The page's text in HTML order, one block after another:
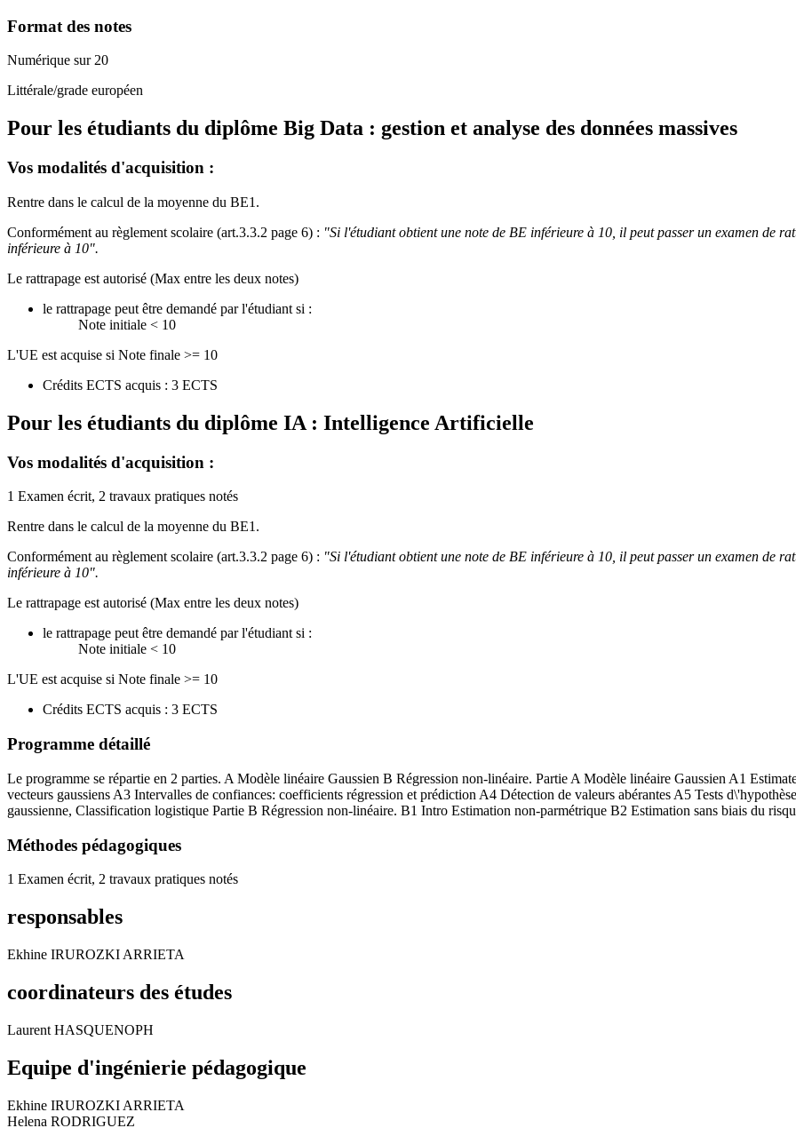
Format des notes
Numérique sur 20
Littérale/grade européen
Pour les étudiants du diplôme Big Data : gestion et analyse des données massives
Vos modalités d'acquisition :
Rentre dans le calcul de la moyenne du BE1.
Conformément au règlement scolaire (art.3.3.2 page 6) : "Si l'étudiant obtient une note de BE inférieure à 10, il peut passer un examen de
inférieure à 10".
Le rattrapage est autorisé (Max entre les deux notes)
le rattrapage peut être demandé par l'étudiant si :
Note initiale < 10
L'UE est acquise si Note finale >= 10
Crédits ECTS acquis : 3 ECTS
Pour les étudiants du diplôme IA : Intelligence Artificielle
Vos modalités d'acquisition :
1 Examen écrit, 2 travaux pratiques notés
Rentre dans le calcul de la moyenne du BE1.
Conformément au règlement scolaire (art.3.3.2 page 6) : "Si l'étudiant obtient une note de BE inférieure à 10, il peut passer un examen de
inférieure à 10".
Le rattrapage est autorisé (Max entre les deux notes)
le rattrapage peut être demandé par l'étudiant si :
Note initiale < 10
L'UE est acquise si Note finale >= 10
Crédits ECTS acquis : 3 ECTS
Programme détaillé
Le programme se répartie en 2 parties. A Modèle linéaire Gaussien B Régression non-linéaire. Partie A Modèle linéaire Gaussien A1
vecteurs gaussiens A3 Intervalles de confiances: coefficients régression et prédiction A4 Détection de valeurs abérantes A5 Tests
gaussienne, Classification logistique Partie B Régression non-linéaire. B1 Intro Estimation non-parmétrique B2 Estimation sans biais du
Méthodes pédagogiques
1 Examen écrit, 2 travaux pratiques notés
responsables
Ekhine IRUROZKI ARRIETA
coordinateurs des études
Laurent HASQUENOPH
Equipe d'ingénierie pédagogique
Ekhine IRUROZKI ARRIETA
Helena RODRIGUEZ